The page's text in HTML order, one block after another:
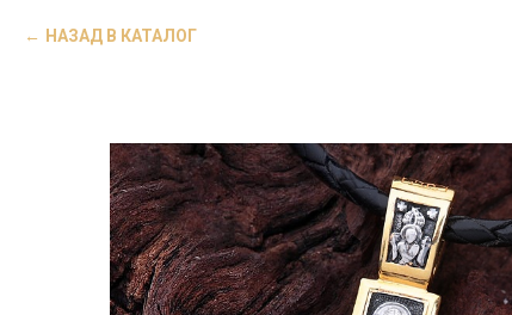
НАЗАД В КАТАЛОГ